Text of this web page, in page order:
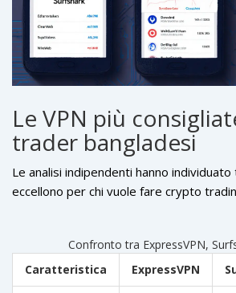
Le VPN più
trader bangladesi
Le analisi indipendenti hanno
eccellono per chi vuole fare crypto
Confronto tra ExpressVPN,
Caratteristica
ExpressVPN